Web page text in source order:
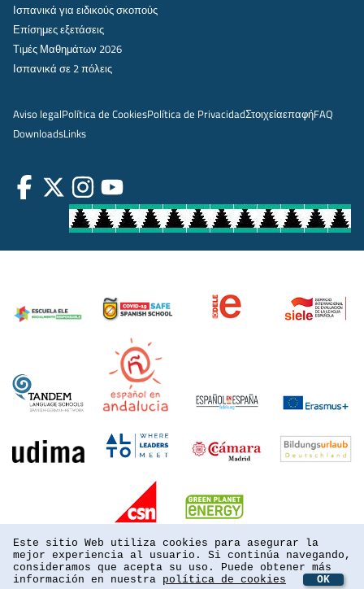
Ισπανικά για ειδικούς σκοπούς
Επίσημες εξετάσεις
Τιμές Μαθημάτων 2026
Ισπανικά σε 2 πόλεις
Aviso legalPolítica de CookiesPolítica de PrivacidadΣτοιχείαεπαφήFAQ
DownloadsLinks
Este sitio Web utiliza cookies para asegurar la
mejor experiencia al usuario. Si continúa navegando,
consideramos que acepta su uso. Puede obtener más
información en nuestra política de cookies OK